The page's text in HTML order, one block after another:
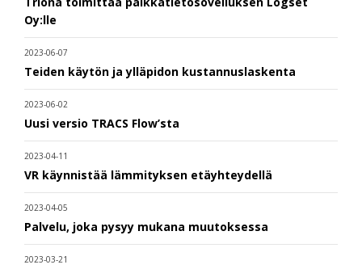
Oy:lle
2023-06-07
Teiden käytön ja ylläpidon kustannuslaskenta
2023-06-02
Uusi versio TRACS Flow’sta
2023-04-11
VR käynnistää lämmityksen etäyhteydellä
2023-04-05
Palvelu, joka pysyy mukana muutoksessa
2023-03-21